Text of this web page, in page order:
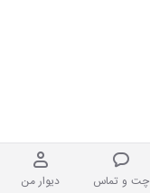
چت و تماس دیوار من